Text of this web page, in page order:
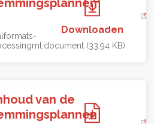
(33.94 KB)
Downloaden
van de